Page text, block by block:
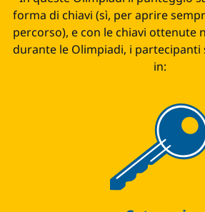
forma di chiavi (sì, per aprire
percorso), e con le chiavi ottenute
durante le Olimpiadi, i partecipanti
in: